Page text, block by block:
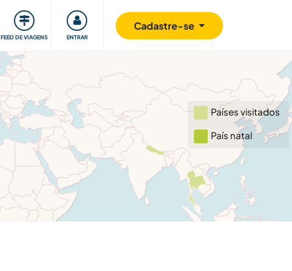
FEED DE VIAGENS ENTRAR
Cadastre-se
Comunidade Retribuindo Segurança
Países visitados
País natal